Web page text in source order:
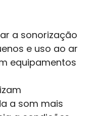
a sonorização
e uso ao ar
equipamentos
a som mais